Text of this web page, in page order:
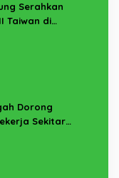
Serahkan
Taiwan di
Dorong
Sekitar